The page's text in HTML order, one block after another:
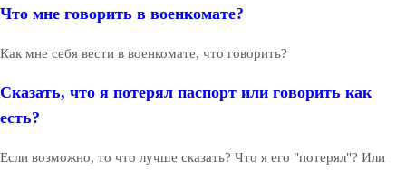
Что мне говорить в военкомате?
Как мне себя вести в военкомате, что говорить?
Сказать, что я потерял паспорт или говорить как
есть?
Если возможно, то что лучше сказать? Что я его "потерял"? Или